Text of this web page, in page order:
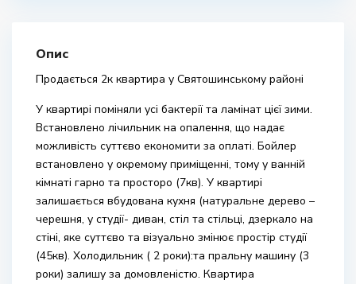
Опис
Продається 2к квартира у Святошинському районі
У квартирі поміняли усі бактерії та ламінат цієї зими.
Встановлено лічильник на опалення, що надає
можливість суттєво економити за оплаті. Бойлер
встановлено у окремому приміщенні, тому у ванній
кімнаті гарно та просторо (7кв). У квартирі
залишається вбудована кухня (натуральне дерево –
черешня, у студії- диван, стіл та стільці, дзеркало на
стіні, яке суттєво та візуально змінює простір студії
(45кв). Холодильник ( 2 роки):та пральну машину (3
роки) залишу за домовленістю. Квартира